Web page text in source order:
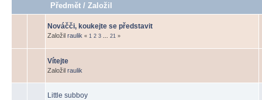
Předmět /Založil
Nováčči, koukejte se představit
Založil raulik « 1 2 3 21 »
Vítejte
Založil raulik
Little subboy